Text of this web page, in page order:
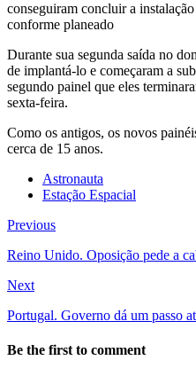
conseguiram concluir a
conforme planeado
Durante sua segunda saída no
de implantá-lo e começaram a
segundo painel que eles
sexta-feira.
Como os antigos, os novos
cerca de 15 anos.
Astronauta
Estação Espacial
Previous
Reino Unido. Oposição pede a
Next
Portugal. Governo dá um passo
Be the first to comment